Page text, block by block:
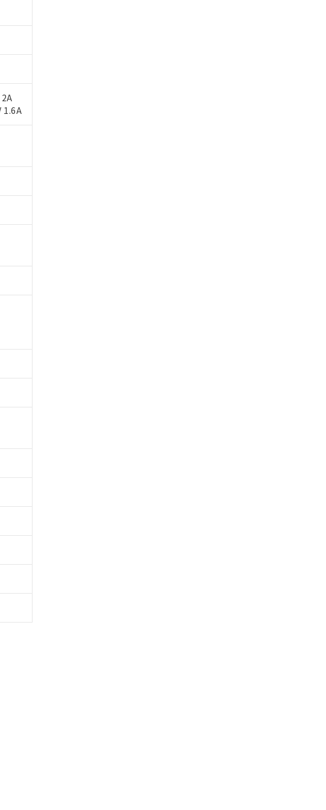
1.6A
格(税抜)を提供させていただ
データに基づき作成されるも
合があることをご了承くださ
のオムロン制御機器販売店・
Webメンバーズにご登録され
当社および当社の共同利用者
で利用することをご了承くだ
定のある商品です。
確認中の商品です。
。
などやむを得ず変更すること
ルエーテル類(PBDE) 1000ppm以下、
明するものではありません。
期間は出荷製品に未対応品が
い限り、2022年1月12日よ
す。
ェニルエーテル類) : 1000ppm、
チルベンジル) : 1000ppm、
な影響を及ぼさない年数を意
品（以下｢規制貨物等」とい
は役務取引許可)を取得する
れないよう必要な手段を講じ
他武器並びにこれらの製造装
を当該第三者に通知します。
がある場合は、取り引きをい
客様担当のオムロン制御